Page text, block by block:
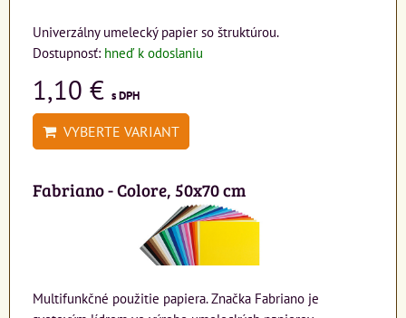
Univerzálny umelecký papier so štruktúrou.
Dostupnosť: hneď k odoslaniu
1,10 € s DPH
VYBERTE VARIANT
Fabriano - Colore, 50x70 cm
Multifunkčné použitie papiera. Značka Fabriano je